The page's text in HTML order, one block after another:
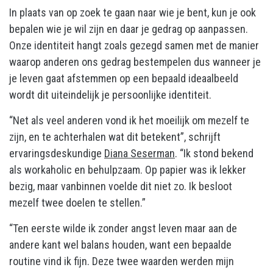
In plaats van op zoek te gaan naar wie je bent, kun je ook
bepalen wie je wil zijn en daar je gedrag op aanpassen.
Onze identiteit hangt zoals gezegd samen met de manier
waarop anderen ons gedrag bestempelen dus wanneer je
je leven gaat afstemmen op een bepaald ideaalbeeld
wordt dit uiteindelijk je persoonlijke identiteit.
“Net als veel anderen vond ik het moeilijk om mezelf te
zijn, en te achterhalen wat dit betekent”, schrijft
ervaringsdeskundige Diana Seserman. “Ik stond bekend
als workaholic en behulpzaam. Op papier was ik lekker
bezig, maar vanbinnen voelde dit niet zo. Ik besloot
mezelf twee doelen te stellen.”
“Ten eerste wilde ik zonder angst leven maar aan de
andere kant wel balans houden, want een bepaalde
routine vind ik fijn. Deze twee waarden werden mijn